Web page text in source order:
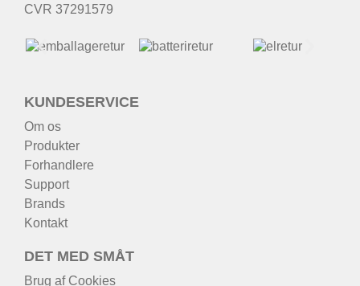
CVR 37291579
KUNDESERVICE
Om os
Produkter
Forhandlere
Support
Brands
Kontakt
DET MED SMÅT
Brug af Cookies